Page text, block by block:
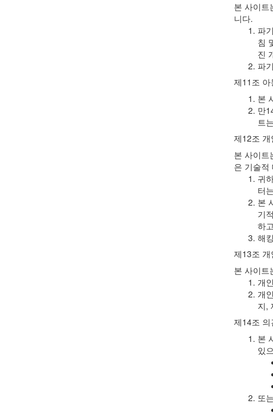
본 사이트
니다.
파
침
진
파
제11조 아
본
만
트
제12조 개
본 사이트
은 기술적
귀
터
본
기
하
해
제13조 개
본 사이트
개
개
지,
제14조 의
본
있
또